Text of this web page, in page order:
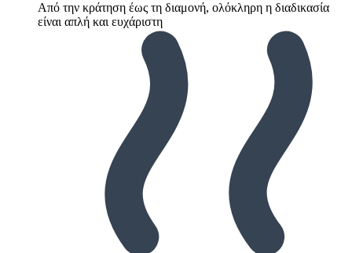
Από την κράτηση έως τη διαμονή, ολόκληρη η διαδικασία
είναι απλή και ευχάριστη